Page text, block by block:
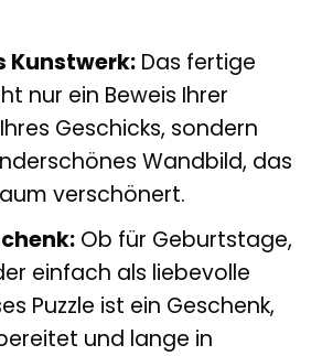
Kunstwerk:Das fertige
nur ein Beweis Ihrer
Geschicks, sondern
Wandbild, das
verschönert.
Ob für Geburtstage,
einfach als liebevolle
Puzzle ist ein Geschenk,
und lange in